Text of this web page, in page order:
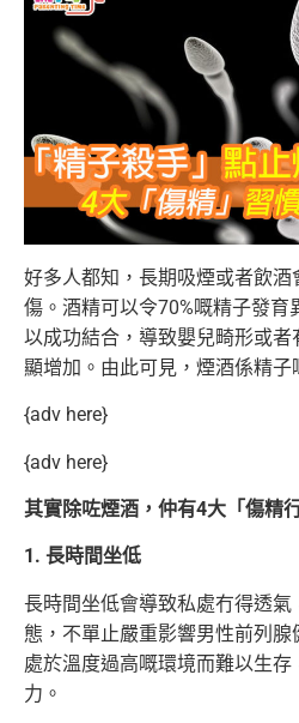
好多人都知，長期吸煙或者飲
傷。酒精可以令70%嘅精子發
以成功結合，導致嬰兒畸形或
顯增加。由此可見，煙酒係精子
{adv here}
{adv here}
其實除咗煙酒，仲有4大「傷精
1. 長時間坐低
長時間坐低會導致私處冇得透
態，不單止嚴重影響男性前列
處於溫度過高嘅環境而難以生
力。